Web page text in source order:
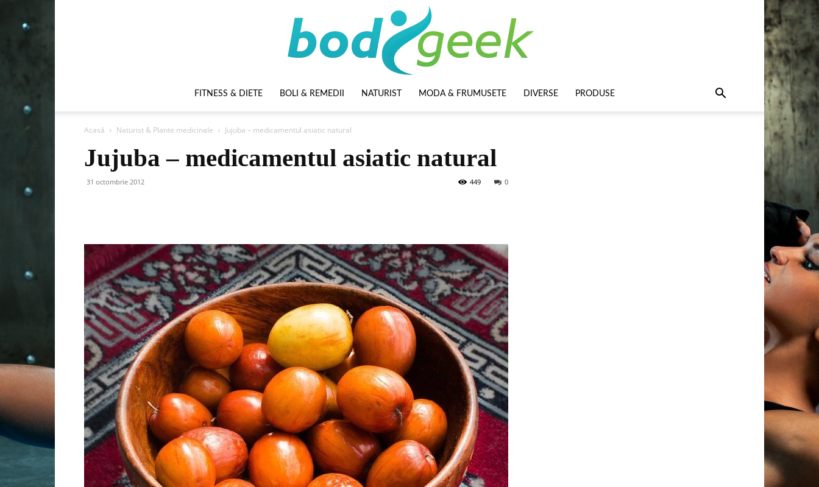
FITNESS & DIETE BOLI & REMEDII NATURIST MODA & FRUMUSETE DIVERSE PRODUSE
Acasă Naturist & Plante medicinale Jujuba – medicamentul asiatic natural
Jujuba – medicamentul asiatic natural
31 octombrie 2012 0
449